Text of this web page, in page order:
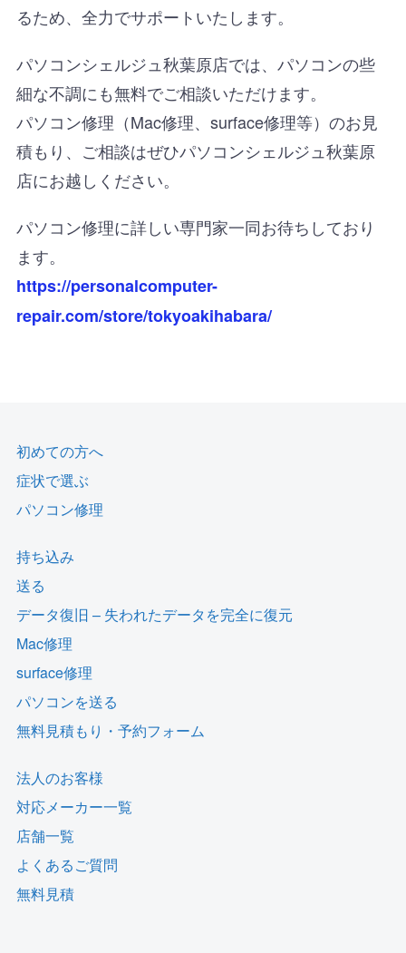
るため、全力でサポートいたします。
パソコンシェルジュ秋葉原店では、パソコンの些
細な不調にも無料でご相談いただけます。
パソコン修理（Mac修理、surface修理等）のお見
積もり、ご相談はぜひパソコンシェルジュ秋葉原
店にお越しください。
パソコン修理に詳しい専門家一同お待ちしており
ます。
https://personalcomputer-
repair.com/store/tokyoakihabara/
初めての方へ
症状で選ぶ
パソコン修理
持ち込み
送る
データ復旧 – 失われたデータを完全に復元
Mac修理
surface修理
パソコンを送る
無料見積もり・予約フォーム
法人のお客様
対応メーカー一覧
店舗一覧
よくあるご質問
無料見積